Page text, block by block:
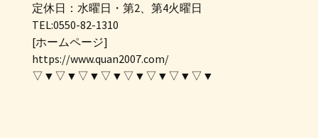
定休日：水曜日・第2、第4火曜日
TEL:0550-82-1310
[ホームページ]
https://www.quan2007.com/
▽▼▽▼▽▼▽▼▽▼▽▼▽▼▽▼